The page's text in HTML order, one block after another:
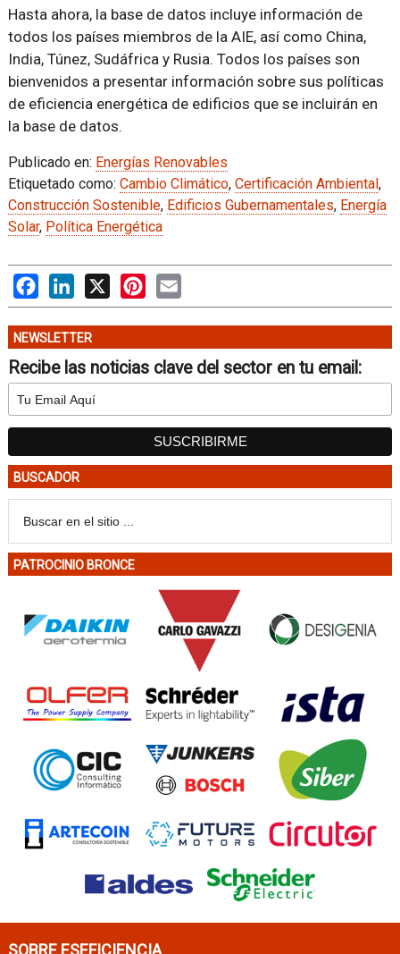
Hasta ahora, la base de datos incluye información de
todos los países miembros de la AIE, así como China,
India, Túnez, Sudáfrica y Rusia. Todos los países son
bienvenidos a presentar información sobre sus políticas
de eficiencia energética de edificios que se incluirán en
la base de datos.
Publicado en: Energías Renovables
Etiquetado como: Cambio Climático, Certificación Ambiental,
Construcción Sostenible, Edificios Gubernamentales, Energía
Solar, Política Energética
FacebookLinkedIn
X PinterestEmail
NEWSLETTER
Recibe las noticias clave del sector en tu email:
BUSCADOR
PATROCINIO BRONCE
SOBRE ESEFICIENCIA